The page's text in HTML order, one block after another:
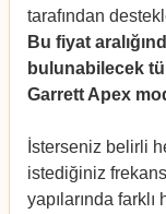
tarafından
Bu fiyat
bulunabilecek
Garrett Apex
İsterseniz belirli
istediğiniz
yapılarında